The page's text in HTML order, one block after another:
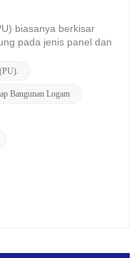
biasanya berkisar
pada jenis panel dan
telah
Bangunan Logam